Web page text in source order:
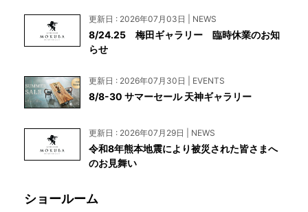
更新日 : 2026年07月03日 | NEWS
8/24.25 梅田ギャラリー 臨時休業のお知
らせ
更新日 : 2026年07月30日 | EVENTS
8/8-30 サマーセール 天神ギャラリー
更新日 : 2026年07月29日 | NEWS
令和8年熊本地震により被災された皆さまへ
のお見舞い
ショールーム